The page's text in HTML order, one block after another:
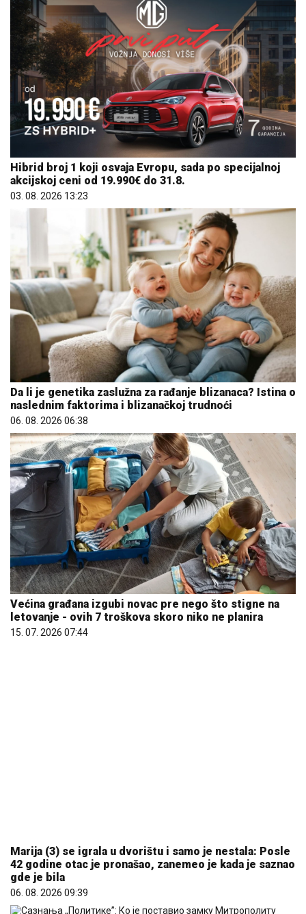
Hibrid broj 1 koji osvaja Evropu, sada po specijalnoj
akcijskoj ceni od 19.990€ do 31.8.
03. 08. 2026 13:23
Da li je genetika zaslužna za rađanje blizanaca? Istina o
naslednim faktorima i blizanačkoj trudnoći
06. 08. 2026 06:38
Većina građana izgubi novac pre nego što stigne na
letovanje - ovih 7 troškova skoro niko ne planira
15. 07. 2026 07:44
06. 08. 2026 09:39